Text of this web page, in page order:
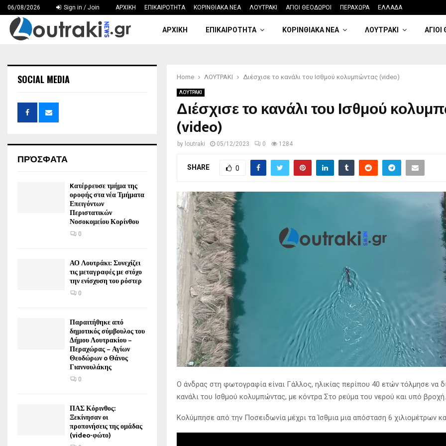
06/08/2026 Sign in / Join ΑΡΧΙΚΗ ΕΠΙΚΑΙΡΟΤΗΤΑ ΚΟΡΙΝΘΙΑΚΑ ΝΕΑ ΛΟΥΤΡΑΚΙ ΑΓΙΟΙ ΘΕΟΔΩΡΟΙ ΠΕΡΑΧΩΡΑ ΕΛΛΑΔΑ
ΑΡΧΙΚΗ ΕΠΙΚΑΙΡΟΤΗΤΑ ΚΟΡΙΝΘΙΑΚΑ ΝΕΑ ΛΟΥΤΡΑΚΙ ΑΓΙΟΙ
Home ΛΟΥΤΡΑΚΙ Διέσχισε το κανάλι του Ισθμού κολυμπώντας (video)
ΛΟΥΤΡΑΚΙ
Διέσχισε το κανάλι του Ισθμού
(video)
by loutraki 05/12/2023 0 1284
SHARE 0
Ο άνδρας στη φωτογραφία είναι Γάλλος, ηλικίας περίπου 40 ετών τόλμησε να
κανάλι του Ισθμού κολυμπώντας, με κόντρα Στο ρεύμα του νερού και υπό βροχή.
Κολύμπησε από την Ποσειδωνία μέχρι τα Ίσθμια μια απόσταση 6 χιλιομέτρων
SOCIAL MEDIA
ΠΡΌΣΦΑΤΑ
Kατέρρευσε τμήμα της
οροφής στα νέα Τμήματα
Επειγόντων
Περιστατικών
Νοσοκομείου Κορίνθου
0
ΑΟ Λουτράκι: Συνεχίζει
τις μεταγραφές με στόχο
την ενίσχυση του ρόστερ
0
Παραιτήθηκε από
δημοτικός σύμβουλος του
Δήμου Λουτρακίου –
Περαχώρας – Αγίων
Θεοδώρων o Θάνος
Γιαννουλάκης
0
ΠΑΣ Κόρινθος:
Ξεκίνησαν οι
προπονήσεις της ομάδας
(video-φώτο)